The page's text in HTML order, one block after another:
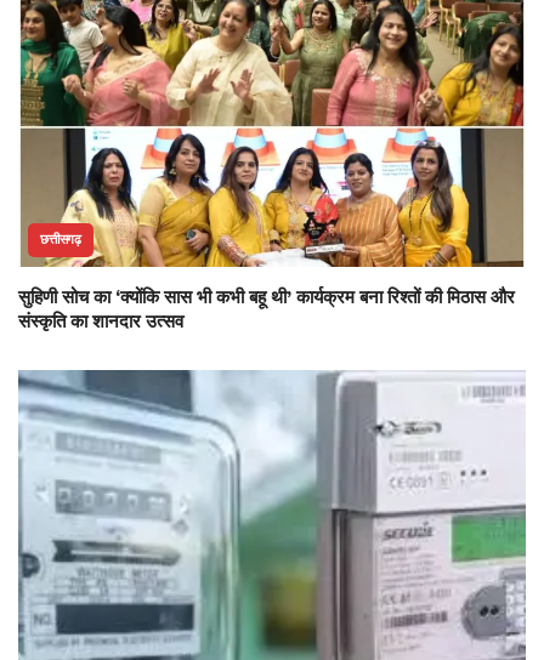
छत्तीसगढ़
सुहिणी सोच का ‘क्योंकि सास भी कभी बहू थी’ कार्यक्रम बना रिश्तों की मिठास और
संस्कृति का शानदार उत्सव